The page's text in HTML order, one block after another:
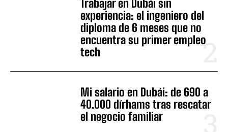
Trabajar en Dubái sin
experiencia: el ingeniero del
diploma de 6 meses que no
encuentra su primer empleo
tech
Mi salario en Dubái: de 690 a
40.000 dírhams tras rescatar
el negocio familiar